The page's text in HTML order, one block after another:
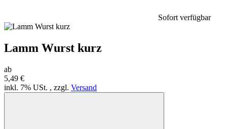
Sofort verfügbar
Lamm Wurst kurz
ab
5,49 €
inkl. 7% USt. , zzgl. Versand